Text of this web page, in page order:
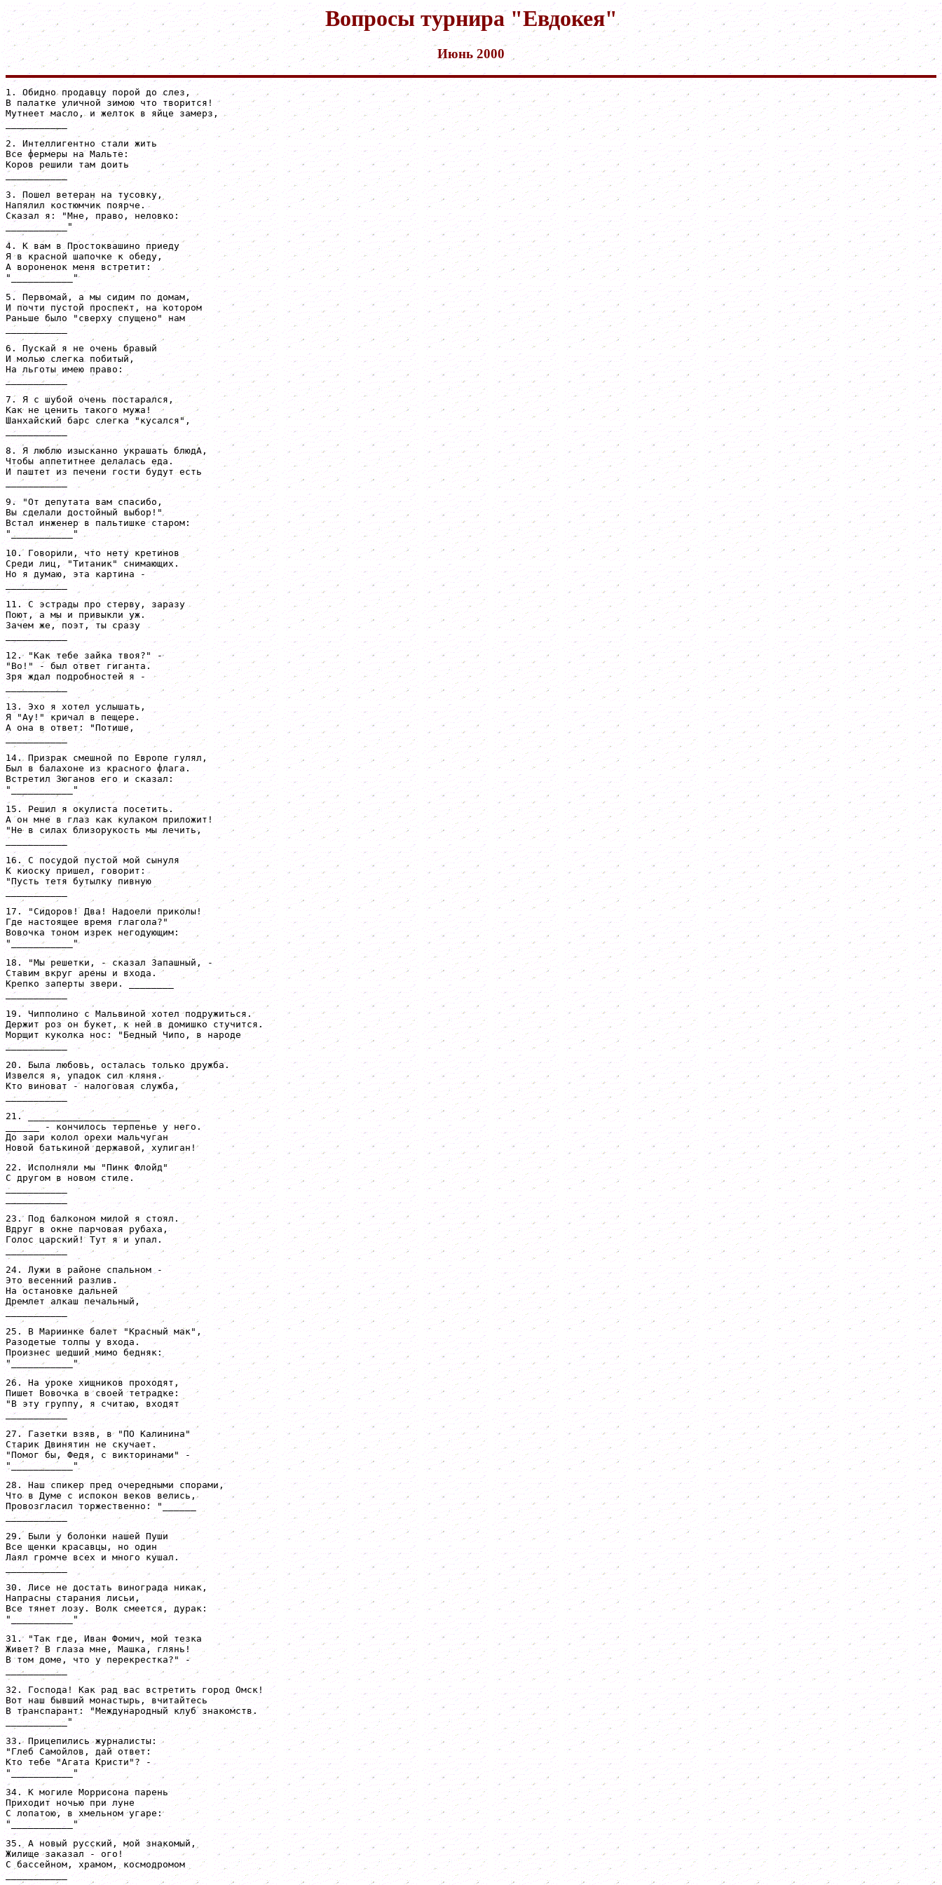
Вопросы турнира "Евдокея"
Июнь2000
1. Обидно продавцу порой до слез,
В палатке уличной зимою что творится!
Мутнеет масло, и желток в яйце замерз,
___________
2. Интеллигентно стали жить
Все фермеры на Мальте:
Коров решили там доить
___________
3. Пошел ветеран на тусовку,
Напялил костюмчик поярче.
Сказал я: "Мне, право, неловко:
___________"
4. К вам в Простоквашино приеду
Я в красной шапочке к обеду,
А вороненок меня встретит:
"___________"
5. Первомай, а мы сидим по домам,
И почти пустой проспект, на котором
Раньше было "сверху спущено" нам
___________
6. Пускай я не очень бравый
И молью слегка побитый,
На льготы имею право:
___________
7. Я с шубой очень постарался,
Как не ценить такого мужа!
Шанхайский барс слегка "кусался",
___________
8. Я люблю изысканно украшать блюдА,
Чтобы аппетитнее делалась еда.
И паштет из печени гости будут есть
___________
9. "От депутата вам спасибо,
Вы сделали достойный выбор!"
Встал инженер в пальтишке старом:
"___________"
10. Говорили, что нету кретинов
Среди лиц, "Титаник" снимающих.
Но я думаю, эта картина -
___________
11. С эстрады про стерву, заразу
Поют, а мы и привыкли уж.
Зачем же, поэт, ты сразу
___________
12. "Как тебе зайка твоя?" -
"Во!" - был ответ гиганта.
Зря ждал подробностей я -
___________
13. Эхо я хотел услышать,
Я "Ау!" кричал в пещере.
А она в ответ: "Потише,
___________
14. Призрак смешной по Европе гулял,
Был в балахоне из красного флага.
Встретил Зюганов его и сказал:
"___________"
15. Решил я окулиста посетить.
А он мне в глаз как кулаком приложит!
"Не в силах близорукость мы лечить,
___________
16. С посудой пустой мой сынуля
К киоску пришел, говорит:
"Пусть тетя бутылку пивную
___________
17. "Сидоров! Два! Надоели приколы!
Где настоящее время глагола?"
Вовочка тоном изрек негодующим:
"___________"
18. "Мы решетки, - сказал Запашный, -
Ставим вкруг арены и входа.
Крепко заперты звери. ________
___________
19. Чипполино с Мальвиной хотел подружиться.
Держит роз он букет, к ней в домишко стучится.
Морщит куколка нос: "Бедный Чипо, в народе
___________
20. Была любовь, осталась только дружба.
Извелся я, упадок сил кляня.
Кто виноват - налоговая служба,
___________
21. ____________________
______ - кончилось терпенье у него.
До зари колол орехи мальчуган
Новой батькиной державой, хулиган!
22. Исполняли мы "Пинк Флойд"
С другом в новом стиле.
___________
___________
23. Под балконом милой я стоял.
Вдруг в окне парчовая рубаха,
Голос царский! Тут я и упал.
___________
24. Лужи в районе спальном -
Это весенний разлив.
На остановке дальней
Дремлет алкаш печальный,
___________
25. В Мариинке балет "Красный мак",
Разодетые толпы у входа.
Произнес шедший мимо бедняк:
"___________"
26. На уроке хищников проходят,
Пишет Вовочка в своей тетрадке:
"В эту группу, я считаю, входят
___________
27. Газетки взяв, в "ПО Калинина"
Старик Двинятин не скучает.
"Помог бы, Федя, с викторинами" -
"___________"
28. Наш спикер пред очередными спорами,
Что в Думе с испокон веков велись,
Провозгласил торжественно: "______
___________
29. Были у болонки нашей Пуши
Все щенки красавцы, но один
Лаял громче всех и много кушал.
___________
30. Лисе не достать винограда никак,
Напрасны старания лисьи,
Все тянет лозу. Волк смеется, дурак:
"___________"
31. "Так где, Иван Фомич, мой тезка
Живет? В глаза мне, Машка, глянь!
В том доме, что у перекрестка?" -
___________
32. Господа! Как рад вас встретить город Омск!
Вот наш бывший монастырь, вчитайтесь
В транспарант: "Международный клуб знакомств.
___________"
33. Прицепились журналисты:
"Глеб Самойлов, дай ответ:
Кто тебе "Агата Кристи"? -
"___________"
34. К могиле Моррисона парень
Приходит ночью при луне
С лопатою, в хмельном угаре:
"___________"
35. А новый русский, мой знакомый,
Жилище заказал - ого!
С бассейном, храмом, космодромом
___________